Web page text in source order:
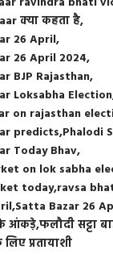
क्या कहता है
26 April
26 April 2024
BJP Rajasthan
Loksabha Election
on rajasthan
predicts Phalodi
Today Bhav
on lok sabha
today ravsa
Satta Bazar 26
के आंकड़ेफलौदी सट्टा
प्रतायाशी